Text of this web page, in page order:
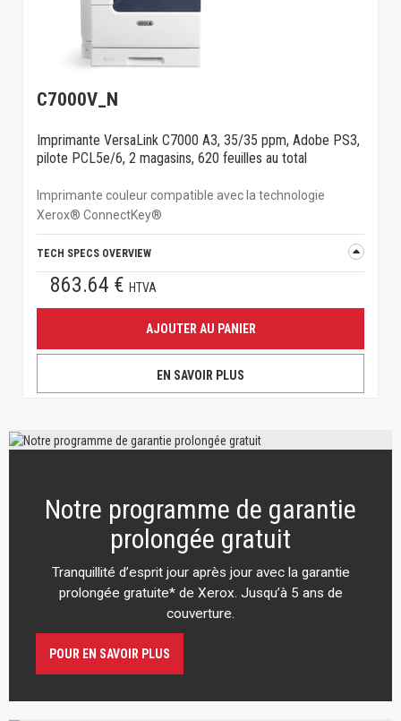
C7000V_N
Imprimante VersaLink C7000 A3, 35/35 ppm, Adobe PS3,
pilote PCL5e/6, 2 magasins, 620 feuilles au total
Imprimante couleur compatible avec la technologie
Xerox® ConnectKey®
TECH SPECS OVERVIEW
863.64 € HTVA
AJOUTER AU PANIER
EN SAVOIR PLUS
Notre programme de garantie
prolongée gratuit
Tranquillité d’esprit jour après jour avec la garantie
prolongée gratuite* de Xerox. Jusqu’à 5 ans de
couverture.
POUR EN SAVOIR PLUS